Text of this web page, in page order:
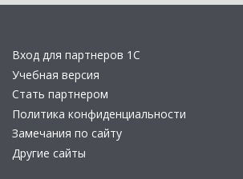
Вход для партнеров 1С
Учебная версия
Стать партнером
Политика конфиденциальности
Замечания по сайту
Другие сайты